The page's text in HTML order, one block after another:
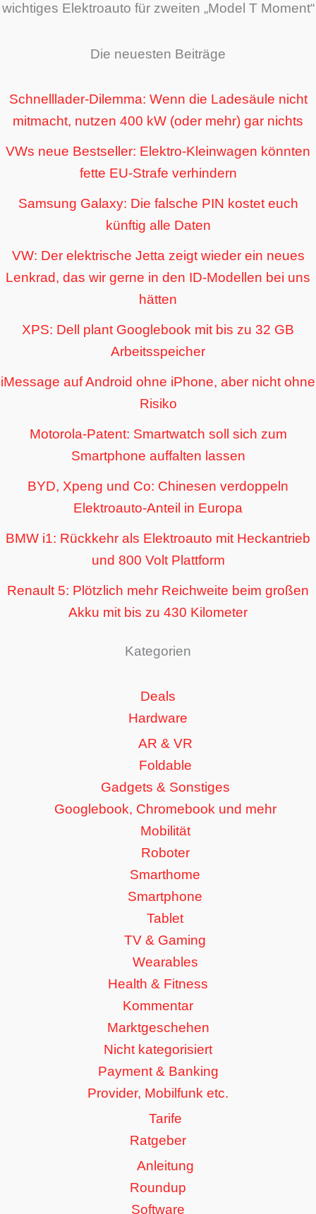
wichtiges Elektroauto für zweiten „Model T Moment“
Die neuesten Beiträge
Schnelllader-Dilemma: Wenn die Ladesäule nicht
mitmacht, nutzen 400 kW (oder mehr) gar nichts
VWs neue Bestseller: Elektro-Kleinwagen könnten
fette EU-Strafe verhindern
Samsung Galaxy: Die falsche PIN kostet euch
künftig alle Daten
VW: Der elektrische Jetta zeigt wieder ein neues
Lenkrad, das wir gerne in den ID-Modellen bei uns
hätten
XPS: Dell plant Googlebook mit bis zu 32 GB
Arbeitsspeicher
iMessage auf Android ohne iPhone, aber nicht ohne
Risiko
Motorola-Patent: Smartwatch soll sich zum
Smartphone auffalten lassen
BYD, Xpeng und Co: Chinesen verdoppeln
Elektroauto-Anteil in Europa
BMW i1: Rückkehr als Elektroauto mit Heckantrieb
und 800 Volt Plattform
Renault 5: Plötzlich mehr Reichweite beim großen
Akku mit bis zu 430 Kilometer
Kategorien
Deals
Hardware
AR & VR
Foldable
Gadgets & Sonstiges
Googlebook, Chromebook und mehr
Mobilität
Roboter
Smarthome
Smartphone
Tablet
TV & Gaming
Wearables
Health & Fitness
Kommentar
Marktgeschehen
Nicht kategorisiert
Payment & Banking
Provider, Mobilfunk etc.
Tarife
Ratgeber
Anleitung
Roundup
Software